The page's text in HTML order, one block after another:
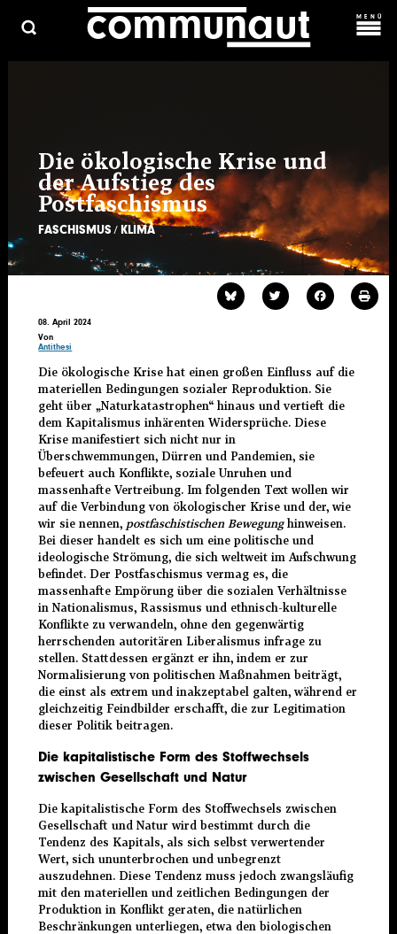
zum
Inhalt
communaut MENÜ
KONTAKT & MITARBEIT
Die ökologische Krise und
der Aufstieg des
Postfaschismus
FASCHISMUS KLIMA
08. April 2024
Von
Antithesi
Die ökologische Krise hat einen großen Einfluss auf die
materiellen Bedingungen sozialer Reproduktion. Sie
geht über „Naturkatastrophen“ hinaus und vertieft die
dem Kapitalismus inhärenten Widersprüche. Diese
Krise manifestiert sich nicht nur in
Überschwemmungen, Dürren und Pandemien, sie
befeuert auch Konflikte, soziale Unruhen und
massenhafte Vertreibung. Im folgenden Text wollen wir
auf die Verbindung von ökologischer Krise und der, wie
wir sie nennen, postfaschistischen Bewegunghinweisen.
Bei dieser handelt es sich um eine politische und
ideologische Strömung, die sich weltweit im Aufschwung
befindet. Der Postfaschismus vermag es, die
massenhafte Empörung über die sozialen Verhältnisse
in Nationalismus, Rassismus und ethnisch-kulturelle
Konflikte zu verwandeln, ohne den gegenwärtig
herrschenden autoritären Liberalismus infrage zu
stellen. Stattdessen ergänzt er ihn, indem er zur
Normalisierung von politischen Maßnahmen beiträgt,
die einst als extrem und inakzeptabel galten, während er
gleichzeitig Feindbilder erschafft, die zur Legitimation
dieser Politik beitragen.
Die kapitalistische Form des Stoffwechsels
zwischen Gesellschaft und Natur
Die kapitalistische Form des Stoffwechsels zwischen
Gesellschaft und Natur wird bestimmt durch die
Tendenz des Kapitals, als sich selbst verwertender
Wert, sich ununterbrochen und unbegrenzt
auszudehnen. Diese Tendenz muss jedoch zwangsläufig
mit den materiellen und zeitlichen Bedingungen der
Produktion in Konflikt geraten, die natürlichen
Beschränkungen unterliegen, etwa den biologischen